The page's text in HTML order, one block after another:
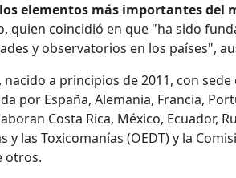
elementos más importantes
quien coincidió en que "ha sido
y observatorios en los países",
a principios de 2011, con
por España, Alemania, Francia,
Costa Rica, México, Ecuador,
y las Toxicomanías (OEDT) y la
otros.